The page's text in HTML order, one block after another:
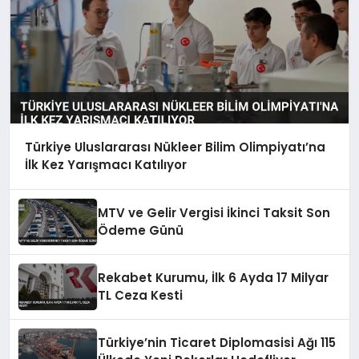
Türkiye Uluslararası Nükleer Bilim Olimpiyatı’na
İlk Kez Yarışmacı Katılıyor
MTV ve Gelir Vergisi İkinci Taksit Son
Ödeme Günü
Rekabet Kurumu, İlk 6 Ayda 17 Milyar
TL Ceza Kesti
Türkiye’nin Ticaret Diplomasisi Ağı 115